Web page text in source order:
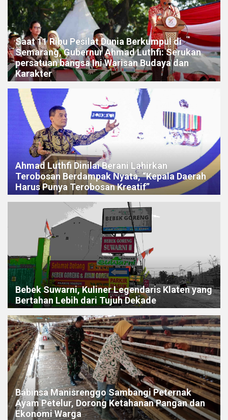
Saat 11 Ribu Pesilat Dunia Berkumpul di
Semarang, Gubernur Ahmad Luthfi: Serukan
persatuan bangsa Ini Warisan Budaya dan
Karakter
Ahmad Luthfi Dinilai Berani Lahirkan
Terobosan Berdampak Nyata, “Kepala Daerah
Harus Punya Terobosan Kreatif”
Bebek Suwarni, Kuliner Legendaris Klaten yang
Bertahan Lebih dari Tujuh Dekade
Babinsa Manisrenggo Sambangi Peternak
Ayam Petelur, Dorong Ketahanan Pangan dan
Ekonomi Warga